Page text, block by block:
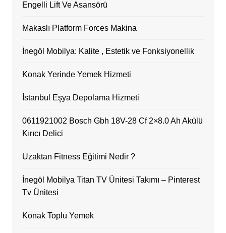
Engelli Lift Ve Asansörü
Makaslı Platform Forces Makina
İnegöl Mobilya: Kalite , Estetik ve Fonksiyonellik
Konak Yerinde Yemek Hizmeti
İstanbul Eşya Depolama Hizmeti
0611921002 Bosch Gbh 18V-28 Cf 2×8.0 Ah Akülü
Kırıcı Delici
Uzaktan Fitness Eğitimi Nedir ?
İnegöl Mobilya Titan TV Ünitesi Takımı – Pinterest
Tv Ünitesi
Konak Toplu Yemek